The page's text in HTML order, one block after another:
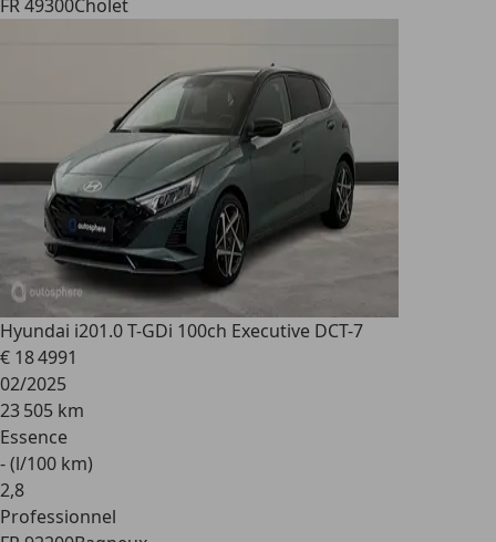
FR 49300Cholet
Hyundai i201.0 T-GDi 100ch Executive DCT-7
€ 18 4991
02/2025
23 505 km
Essence
- (l/100 km)
2,8
Professionnel